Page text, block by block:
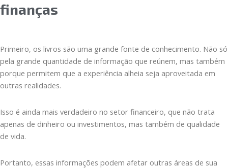
finanças
Primeiro, os livros são uma grande fonte de conhecimento. Não só
pela grande quantidade de informação que reúnem, mas também
porque permitem que a experiência alheia seja aproveitada em
outras realidades.
Isso é ainda mais verdadeiro no setor financeiro, que não trata
apenas de dinheiro ou investimentos, mas também de qualidade
de vida.
Portanto, essas informações podem afetar outras áreas de sua